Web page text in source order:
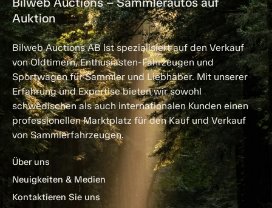
Auktion
Bilweb Auctions AB ist spezialisiert auf den Verkauf
von Oldtimern, Enthusiasten-Fahrzeugen und
Sportwagen für Sammler und Liebhaber. Mit unserer
Erfahrung und Expertise bieten wir sowohl
schwedischen als auch internationalen Kunden einen
professionellen Marktplatz für den Kauf und Verkauf
von Sammlerfahrzeugen.
Über uns
Neuigkeiten & Medien
Kontaktieren Sie uns